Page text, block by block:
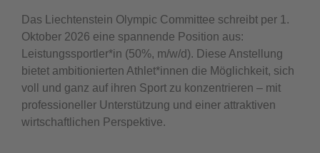
Das Liechtenstein Olympic Committee schreibt per 1.
Oktober 2026 eine spannende Position aus:
Leistungssportler*in (50%, m/w/d). Diese Anstellung
bietet ambitionierten Athlet*innen die Möglichkeit, sich
voll und ganz auf ihren Sport zu konzentrieren – mit
professioneller Unterstützung und einer attraktiven
wirtschaftlichen Perspektive.